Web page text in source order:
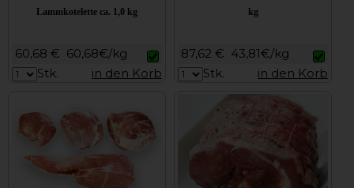
Lammkotelette ca. 1,0 kg
60,68 € 60,68€/kg
Stk.
in den Korb
kg
87,62 € 43,81€/kg
Stk.
in den Korb